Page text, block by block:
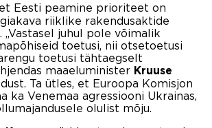
et Eesti peamine prioriteet on
riiklike rakendusaktide
juhul pole võimalik
toetusi, nii otsetoetusi
toetusi tähtaegselt
maaeluminister Kruuse
Ta ütles, et Euroopa Komisjon
ka Venemaa agressiooni Ukrainas,
olulist mõju.